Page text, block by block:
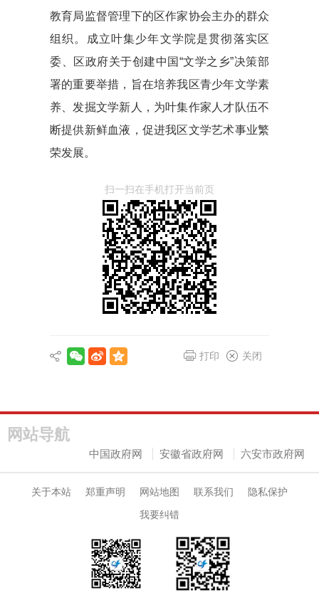
教育局监督管理下的区作家协会主办的群众
组织。成立叶集少年文学院是贯彻落实区
委、区政府关于创建中国“文学之乡”决策部
署的重要举措，旨在培养我区青少年文学素
养、发掘文学新人，为叶集作家人才队伍不
断提供新鲜血液，促进我区文学艺术事业繁
荣发展。
扫一扫在手机打开当前页
打印 关闭
网站导航
中国政府网 安徽省政府网 六安市政府网
关于本站 郑重声明 网站地图 联系我们
隐私保护
我要纠错